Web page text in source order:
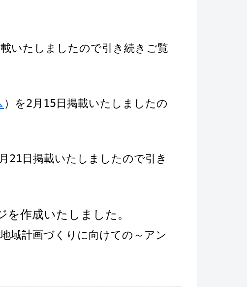
いたしましたので引き続きご覧
）を2月15日掲載いたしましたの
21日掲載いたしましたので引き
を作成いたしました。
域計画づくりに向けての～アン